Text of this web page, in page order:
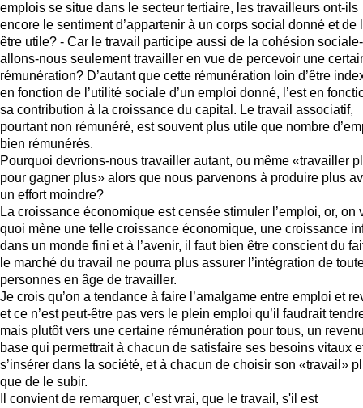
emplois se situe dans le secteur tertiaire, les travailleurs ont-ils
encore le sentiment d’appartenir à un corps social donné et de
être utile? - Car le travail participe aussi de la cohésion
allons-nous seulement travailler en vue de percevoir une
rémunération? D’autant que cette rémunération loin d’être
en fonction de l’utilité sociale d’un emploi donné, l’est en
sa contribution à la croissance du capital. Le travail associatif,
pourtant non rémunéré, est souvent plus utile que nombre
bien rémunérés.
Pourquoi devrions-nous travailler autant, ou même «travailler
pour gagner plus» alors que nous parvenons à produire plus
un effort moindre?
La croissance économique est censée stimuler l’emploi, or, on
quoi mène une telle croissance économique, une croissance
dans un monde fini et à l’avenir, il faut bien être conscient du
le marché du travail ne pourra plus assurer l’intégration de
personnes en âge de travailler.
Je crois qu’on a tendance à faire l’amalgame entre emploi et
et ce n’est peut-être pas vers le plein emploi qu’il faudrait
mais plutôt vers une certaine rémunération pour tous, un
base qui permettrait à chacun de satisfaire ses besoins vitaux
s’insérer dans la société, et à chacun de choisir son «travail»
que de le subir.
Il convient de remarquer, c’est vrai, que le travail, s'il est